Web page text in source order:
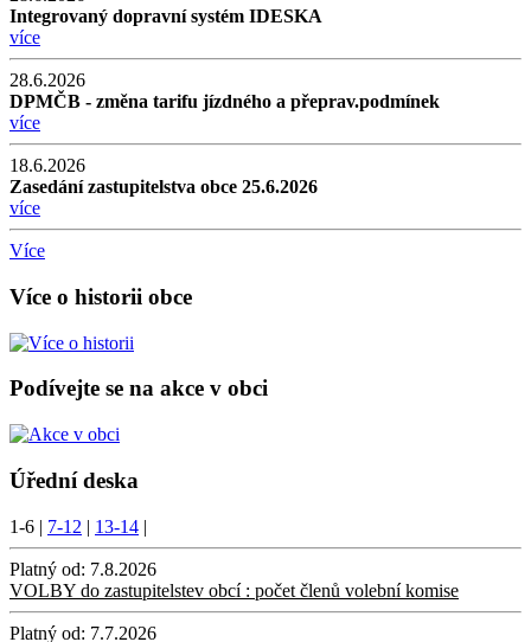
Integrovaný dopravní systém IDESKA
více
28.6.2026
DPMČB - změna tarifu jízdného a přeprav.podmínek
více
18.6.2026
Zasedání zastupitelstva obce 25.6.2026
více
Více
Více o historii obce
Podívejte se na akce v obci
Úřední deska
1-6 | 7-12 | 13-14 |
Platný od: 7.8.2026
VOLBY do zastupitelstev obcí : počet členů volební komise
Platný od: 7.7.2026